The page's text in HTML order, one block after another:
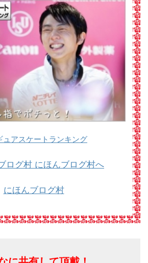
ュアスケートランキング
にほんブログ村